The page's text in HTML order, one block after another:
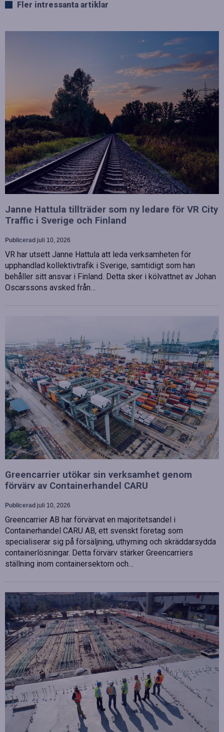
Fler intressanta artiklar
Janne Hattula tillträder som ny ledare för VR City
Traffic i Sverige och Finland
Publicerad juli 10, 2026
VR har utsett Janne Hattula att leda verksamheten för
upphandlad kollektivtrafik i Sverige, samtidigt som han
behåller sitt ansvar i Finland. Detta sker i kölvattnet av Johan
Oscarssons avsked från…
Greencarrier utökar sin verksamhet genom
förvärv av Containerhandel CARU
Publicerad juli 10, 2026
Greencarrier AB har förvärvat en majoritetsandel i
Containerhandel CARU AB, ett svenskt företag som
specialiserar sig på försäljning, uthyrning och skräddarsydda
containerlösningar. Detta förvärv stärker Greencarriers
ställning inom containersektorn och…